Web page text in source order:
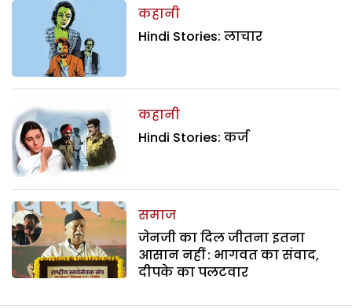
कहानी
Hindi Stories: लाचार
कहानी
Hindi Stories: कर्ज
समाज
जेनजी का दिल जीतना इतना
आसान नहीं : भागवत का संवाद,
दीपके का पलटवार